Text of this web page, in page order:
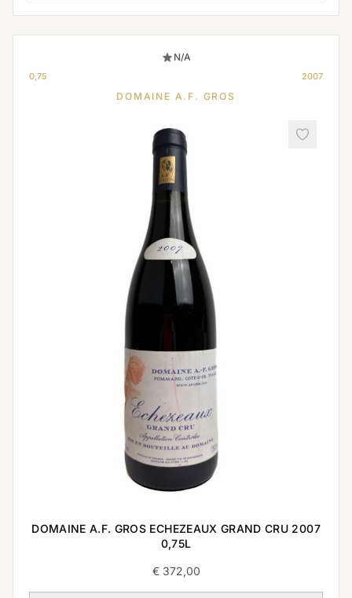
N/A
0,75 2007
DOMAINE A.F. GROS
DOMAINE A.F. GROS ECHEZEAUX GRAND CRU 2007
0,75L
€372,00